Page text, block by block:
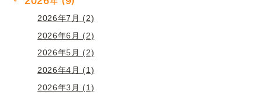
2026年7月 (2)
2026年6月 (2)
2026年5月 (2)
2026年4月 (1)
2026年3月 (1)